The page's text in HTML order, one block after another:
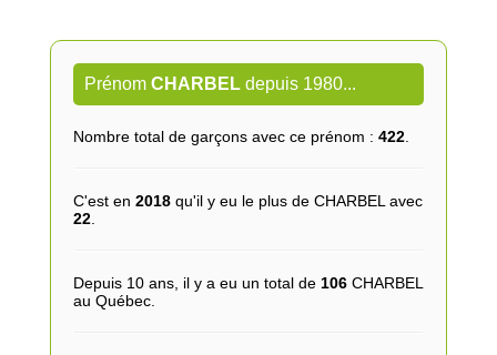
Prénom CHARBELdepuis 1980...
Nombre total de garçons avec ce prénom : 422.
C'est en 2018qu'il y eu le plus de CHARBEL avec
22.
Depuis 10 ans, il y a eu un total de 106CHARBEL
au Québec.